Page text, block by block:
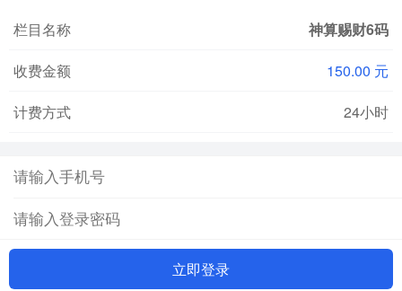
栏目名称
神算赐财6码
收费金额
150.00 元
计费方式
24小时
立即登录